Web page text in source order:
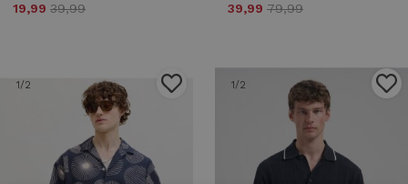
19,99 39,99
39,99 79,99
1/2 1/2